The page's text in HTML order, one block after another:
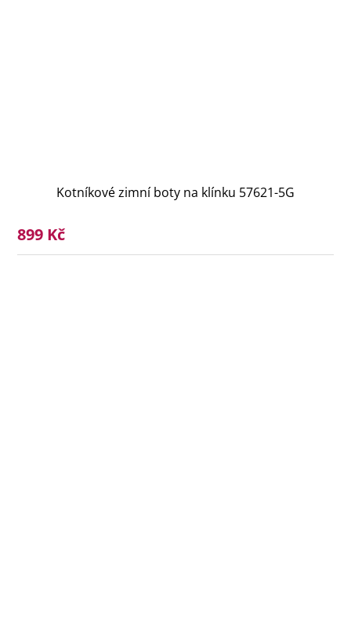
Kotníkové zimní boty na klínku 57621-5G
899 Kč